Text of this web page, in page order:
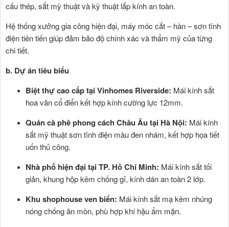
cấu thép, sắt mỹ thuật và kỹ thuật lắp kính an toàn.
Hệ thống xưởng gia công hiện đại, máy móc cắt – hàn – sơn tĩnh
điện tiên tiến giúp đảm bảo độ chính xác và thẩm mỹ của từng
chi tiết.
b. Dự án tiêu biểu
Biệt thự cao cấp tại Vinhomes Riverside: Mái kính sắt
hoa văn cổ điển kết hợp kính cường lực 12mm.
Quán cà phê phong cách Châu Âu tại Hà Nội: Mái kính
sắt mỹ thuật sơn tĩnh điện màu đen nhám, kết hợp họa tiết
uốn thủ công.
Nhà phố hiện đại tại TP. Hồ Chí Minh: Mái kính sắt tối
giản, khung hộp kẽm chống gỉ, kính dán an toàn 2 lớp.
Khu shophouse ven biển: Mái kính sắt mạ kẽm nhúng
nóng chống ăn mòn, phù hợp khí hậu ẩm mặn.